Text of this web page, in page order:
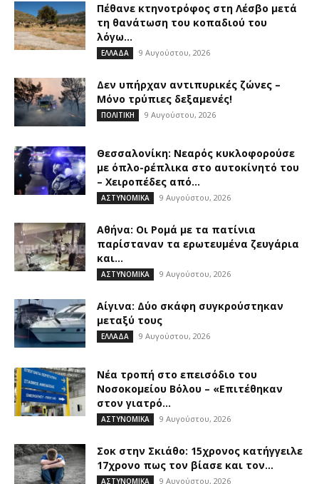
Πέθανε κτηνοτρόφος στη Λέσβο μετά
τη θανάτωση του κοπαδιού του
λόγω...
ΕΛΛΑΔΑ 9 Αυγούστου, 2026
Δεν υπήρχαν αντιπυρικές ζώνες –
Μόνο τρύπιες δεξαμενές!
ΠΟΛΙΤΙΚΗ 9 Αυγούστου, 2026
Θεσσαλονίκη: Νεαρός κυκλοφορούσε
με όπλο-ρέπλικα στο αυτοκίνητό του
– Χειροπέδες από...
ΑΣΤΥΝΟΜΙΚΑ 9 Αυγούστου, 2026
Αθήνα: Οι Ρομά με τα πατίνια
παρίσταναν τα ερωτευμένα ζευγάρια
και...
ΑΣΤΥΝΟΜΙΚΑ 9 Αυγούστου, 2026
Αίγινα: Δύο σκάφη συγκρούστηκαν
μεταξύ τους
ΕΛΛΑΔΑ 9 Αυγούστου, 2026
Νέα τροπή στο επεισόδιο του
Νοσοκομείου Βόλου – «Επιτέθηκαν
στον γιατρό...
ΑΣΤΥΝΟΜΙΚΑ 9 Αυγούστου, 2026
Σοκ στην Σκιάθο: 15χρονος κατήγγειλε
17χρονο πως τον βίασε και τον...
ΑΣΤΥΝΟΜΙΚΑ 9 Αυγούστου, 2026